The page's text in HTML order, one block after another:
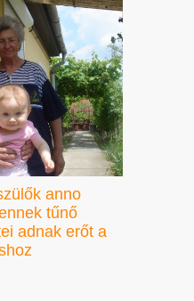
anno
tűnő
adnak erőt a